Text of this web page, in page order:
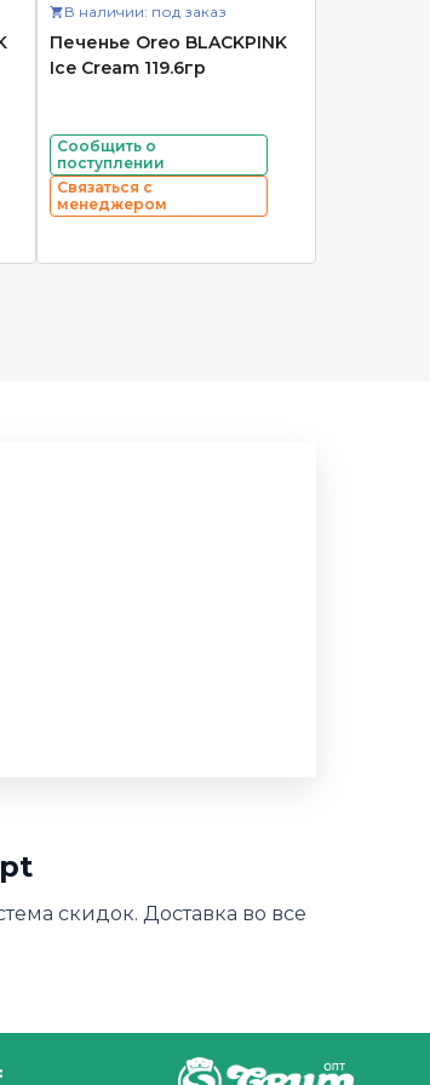
В наличии: под заказ
Печенье Oreo BLACKPINK
Ice Cream 119.6гр
Сообщить о
поступлении
Связаться с
менеджером
скидок. Доставка во все